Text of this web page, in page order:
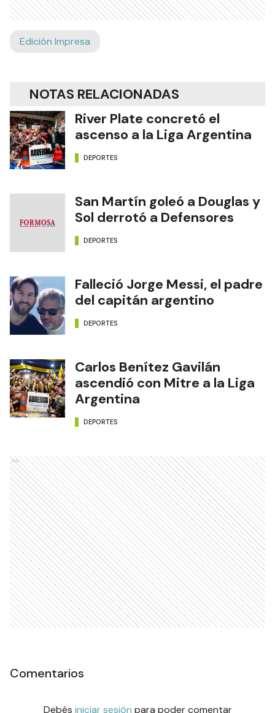
Edición Impresa
NOTAS RELACIONADAS
River Plate concretó el
ascenso a la Liga Argentina
DEPORTES
San Martín goleó a Douglas y
Sol derrotó a Defensores
DEPORTES
Falleció Jorge Messi, el padre
del capitán argentino
DEPORTES
Carlos Benítez Gavilán
ascendió con Mitre a la Liga
Argentina
DEPORTES
Ads
Comentarios
Debés iniciar sesión para poder comentar